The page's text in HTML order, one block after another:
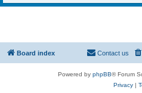
Board index Contact us
Powered by phpBB® Forum
Privacy|